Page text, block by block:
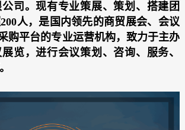
司。现有专业策展、策划、搭建团
人，是国内领先的商贸展会、会议
购平台的专业运营机构，致力于主办
览，进行会议策划、咨询、服务、